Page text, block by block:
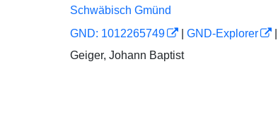
Schwäbisch Gmünd
GND: 1012265749 GND-Explorer
Geiger, Johann Baptist